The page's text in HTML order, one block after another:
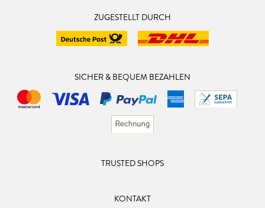
ZUGESTELLT DURCH
SICHER & BEQUEM BEZAHLEN
TRUSTED SHOPS
KONTAKT